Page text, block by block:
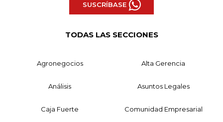
SUSCRÍBASE
TODAS LAS SECCIONES
Agronegocios Alta Gerencia
Análisis Asuntos Legales
Caja Fuerte Comunidad Empresarial